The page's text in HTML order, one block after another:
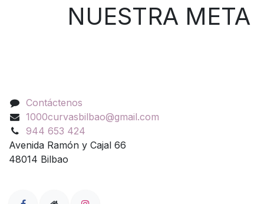
NUESTRA META
Contáctenos
1000curvasbilbao@gmail.com
944 653 424
Avenida Ramón y Cajal 66
48014 Bilbao